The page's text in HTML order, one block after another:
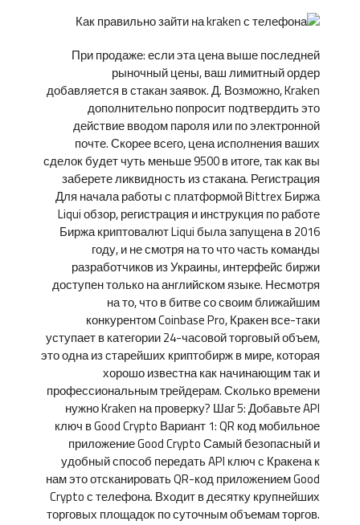
При продаже: если эта цена выше последней
рыночный цены, ваш лимитный ордер
добавляется в стакан заявок. Д. Возможно, Kraken
дополнительно попросит подтвердить это
действие вводом пароля или по электронной
почте. Скорее всего, цена исполнения ваших
сделок будет чуть меньше 9500 в итоге, так как вы
заберете ликвидность из стакана. Регистрация
Для начала работы с платформой Bittrex Биржа
Liqui обзор, регистрация и инструкция по работе
Биржа криптовалют Liqui была запущена в 2016
году, и не смотря на то что часть команды
разработчиков из Украины, интерфейс биржи
доступен только на английском языке. Несмотря
на то, что в битве со своим ближайшим
конкурентом Coinbase Pro, Кракен все-таки
уступает в категории 24-часовой торговый объем,
это одна из старейших криптобирж в мире, которая
хорошо известна как начинающим так и
профессиональным трейдерам. Сколько времени
нужно Kraken на проверку? Шаг 5: Добавьте API
ключ в Good Crypto Вариант 1: QR код мобильное
приложение Good Crypto Самый безопасный и
удобный способ передать API ключ с Кракена к
нам это отсканировать QR-код приложением Good
Crypto с телефона. Входит в десятку крупнейших
торговых площадок по суточным объемам торгов.